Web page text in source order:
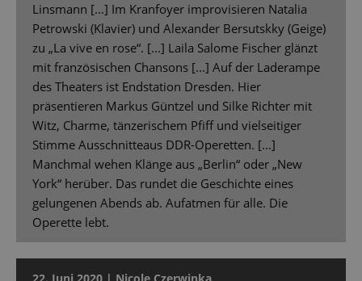
Linsmann [...] Im Kranfoyer improvisieren Natalia
Petrowski (Klavier) und Alexander Bersutskky (Geige)
zu „La vive en rose“. [...] Laila Salome Fischer glänzt
mit französischen Chansons [...] Auf der Laderampe
des Theaters ist Endstation Dresden. Hier
präsentieren Markus Güntzel und Silke Richter mit
Witz, Charme, tänzerischem Pfiff und vielseitiger
Stimme Ausschnitteaus DDR-Operetten. [...]
Manchmal wehen Klänge aus „Berlin“ oder „New
York“ herüber. Das rundet die Geschichte eines
gelungenen Abends ab. Aufatmen für alle. Die
Operette lebt.